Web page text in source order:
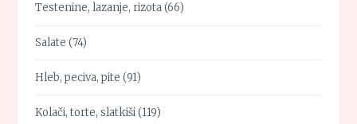
Testenine, lazanje, rizota(66)
Salate (74)
Hleb, peciva, pite (91)
Kolači, torte, slatkiši(119)